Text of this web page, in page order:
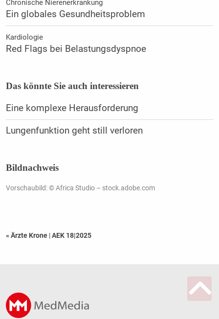
Chronische Nierenerkrankung
Ein globales Gesundheitsproblem
Kardiologie
Red Flags bei Belastungsdyspnoe
Das könnte Sie auch interessieren
Eine komplexe Herausforderung
Lungenfunktion geht still verloren
Bildnachweis
Vorschaubild: © Africa Studio – stock.adobe.com
« Ärzte Krone |AEK 18|2025